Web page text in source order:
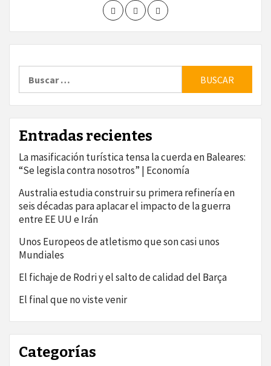
Entradas recientes
La masificación turística tensa la cuerda en Baleares:
“Se legisla contra nosotros” | Economía
Australia estudia construir su primera refinería en
seis décadas para aplacar el impacto de la guerra
entre EE UU e Irán
Unos Europeos de atletismo que son casi unos
Mundiales
El fichaje de Rodri y el salto de calidad del Barça
El final que no viste venir
Categorías